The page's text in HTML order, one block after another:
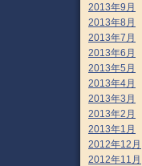
2013年9月
2013年8月
2013年7月
2013年6月
2013年5月
2013年4月
2013年3月
2013年2月
2013年1月
2012年12月
2012年11月